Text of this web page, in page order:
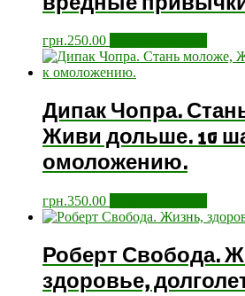
грн.250.00
Дипак Чопра.
Живи дольше. 10
омоложению.
грн.350.00
Роберт Свобода.
здоровье,